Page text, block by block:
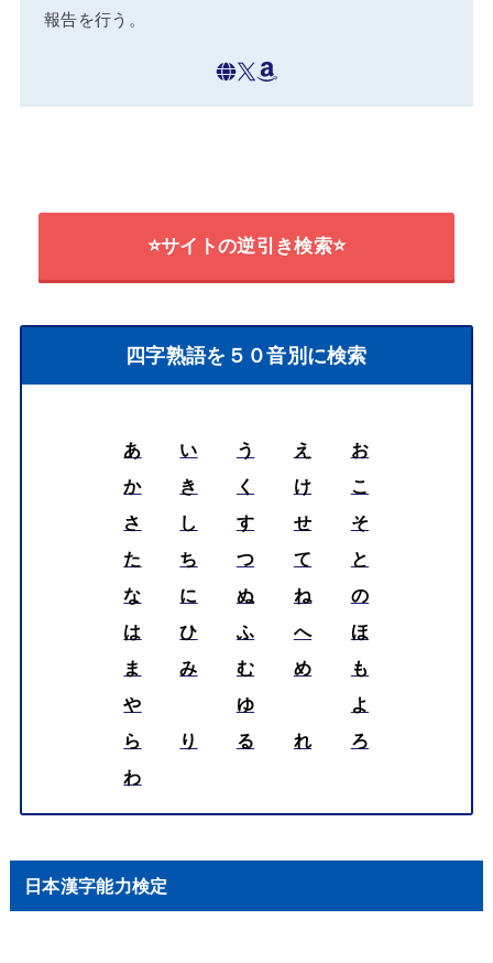
報告を行う。
⭐サイトの逆引き検索⭐
四字熟語を５０音別に検索
あ い う え
お
か
き く け
こ
さ
し す せ
そ
た
ち つ て
と
な
に ぬ ね
の
は
ひ ふ へ
ほ
ま
み む め
も
や
ゆ
よ
ら
り る れ
ろ
わ
日本漢字能力検定